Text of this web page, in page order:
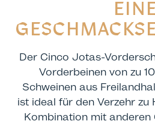
Der Cinco Jotas-
Vorderbeinen von zu
Schweinen aus
ist ideal für den Verzehr zu
Kombination mit anderen